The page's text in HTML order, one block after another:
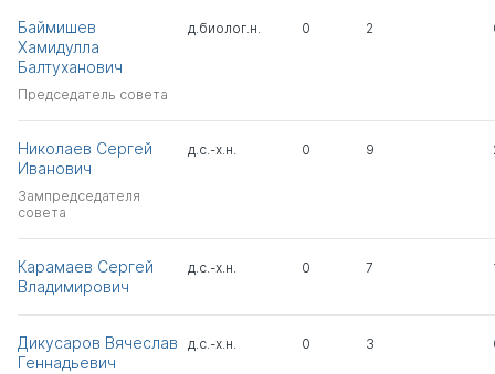
Баймишев
Хамидулла
Балтуханович
Председатель совета
д.биолог.н. 0 2
Николаев Сергей
Иванович
Зампредседателя
совета
д.с.-х.н. 0 9
Карамаев Сергей
Владимирович
д.с.-х.н. 0 7
Дикусаров Вячеслав
Геннадьевич
д.с.-х.н. 0 3